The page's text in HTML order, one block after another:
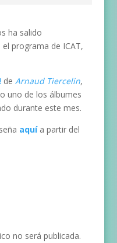
ha salido
el programa de ICAT,
de Arnaud Tiercelin,
uno de los álbumes
durante este mes.
aquí a partir del
no será publicada.